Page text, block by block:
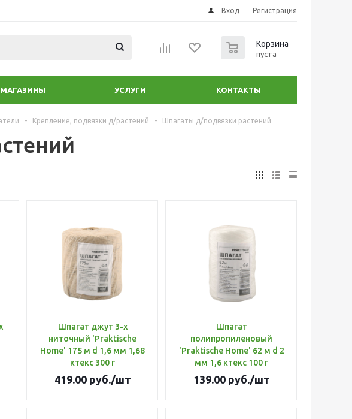
Вход Регистрация
Корзина
пуста
МАГАЗИНЫ УСЛУГИ КОНТАКТЫ
- Крепление, подвязки д/растений - Шпагаты д/подвязки растений
Шпагат джут 3-х
ниточный 'Praktische
Home' 175 м d 1,6 мм 1,68
ктекс 300 г
419.00руб./шт
Шпагат
полипропиленовый
'Praktische Home' 62 м d 2
мм 1,6 ктекс 100 г
139.00руб./шт